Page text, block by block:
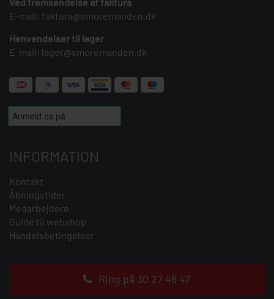
E-mail: faktura@smoremanden.dk
Henvendelser til lager
E-mail: lager@smoremanden.dk
INFORMATION
Kontakt
Åbningstider
Medarbejdere
Guide til webshop
Handelsbetingelser
Ring på 30 27 46 47